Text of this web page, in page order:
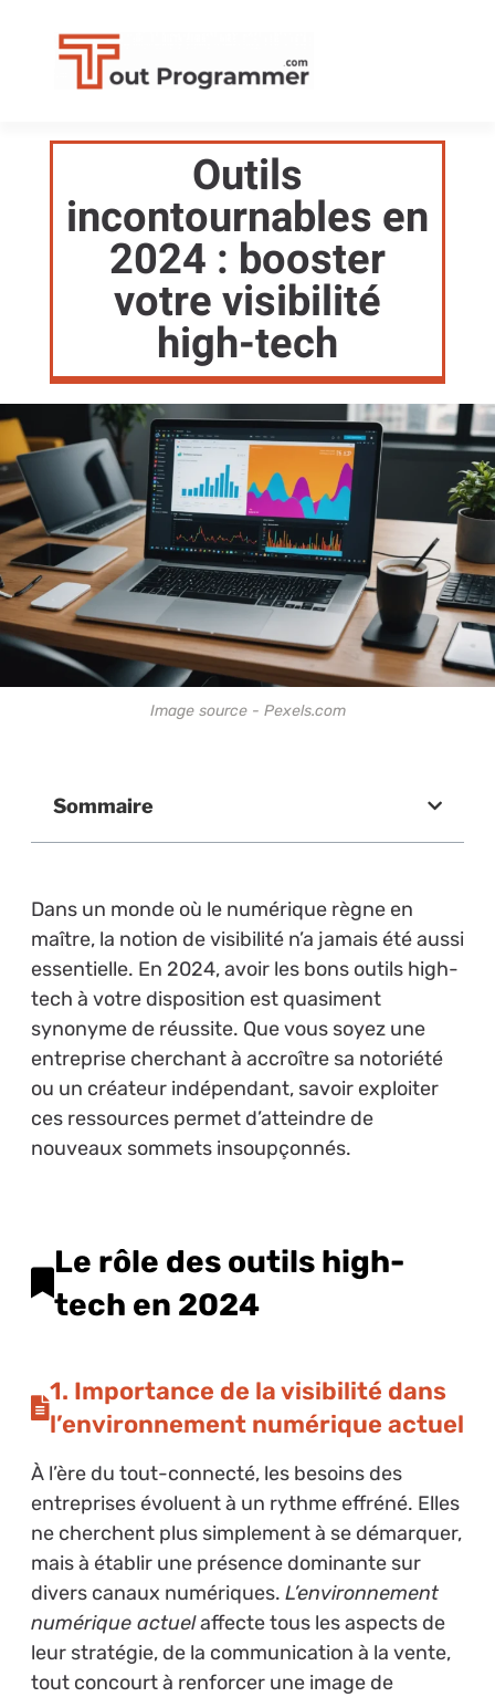
Outils
incontournables en
2024 : booster
votre visibilité
high-tech
Image source - Pexels.com
Sommaire
Dans un monde où le numérique règne en
maître, la notion de visibilité n’a jamais été aussi
essentielle. En 2024, avoir les bons outils high-
tech à votre disposition est quasiment
synonyme de réussite. Que vous soyez une
entreprise cherchant à accroître sa notoriété
ou un créateur indépendant, savoir exploiter
ces ressources permet d’atteindre de
nouveaux sommets insoupçonnés.
Le rôle des outils high-
tech en 2024
1. Importance de la visibilité dans
l’environnement numérique actuel
À l’ère du tout-connecté, les besoins des
entreprises évoluent à un rythme effréné. Elles
ne cherchent plus simplement à se démarquer,
mais à établir une présence dominante sur
divers canaux numériques. L’environnement
numérique actuelaffecte tous les aspects de
leur stratégie, de la communication à la vente,
tout concourt à renforcer une image de